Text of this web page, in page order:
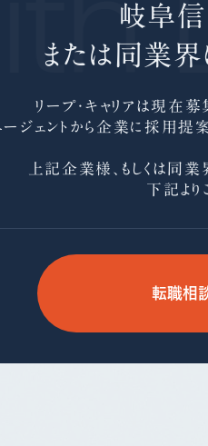
岐阜信
または同業界
リープ・キャリアは現在募
ージェントから企業に採用提案
上記企業様、もしくは同業
下記より
転職相